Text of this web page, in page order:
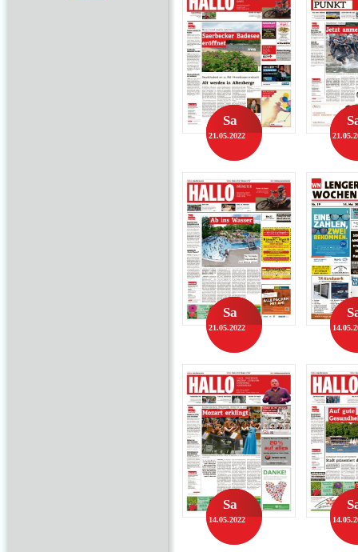
Sa
21.05.2022
Sa
21.05.2022
Sa
14.05.2022